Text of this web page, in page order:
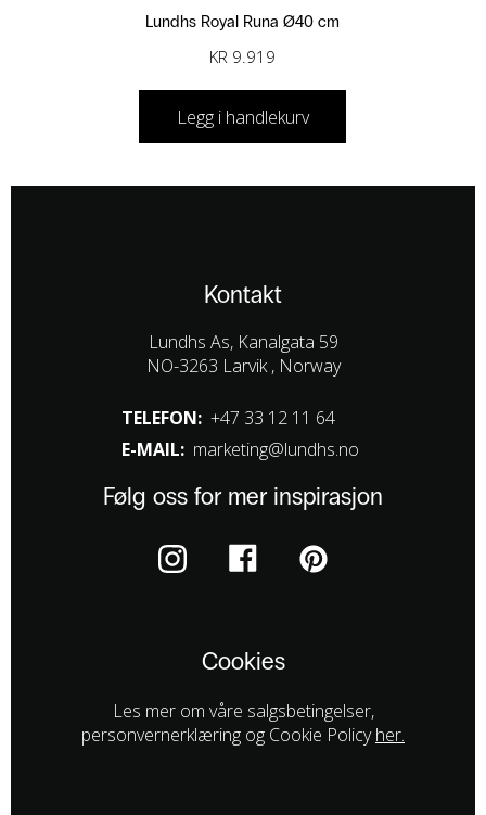
Lundhs Royal Runa Ø40 cm
KR 9.919
Legg i handlekurv
Kontakt
Lundhs As, Kanalgata 59
NO-3263 Larvik , Norway
TELEFON: +47 33 12 11 64
E-MAIL: marketing@lundhs.no
Følg oss for mer inspirasjon
Cookies
Les mer om våre salgsbetingelser,
personvernerklæring og Cookie Policyher.